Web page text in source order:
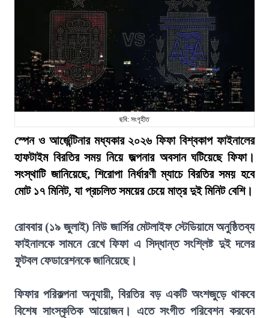
ছবি: সংগৃহীত
স্পেন ও আর্জেন্টিনার মধ্যকার ২০২৬ ফিফা বিশ্বকাপ ফাইনালের
হাফটাইম বিরতির সময় নিয়ে জল্পনার অবসান ঘটিয়েছে ফিফা।
সংস্থাটি জানিয়েছে, শিরোপা নির্ধারণী ম্যাচে বিরতির সময় হবে
মোট ১৭ মিনিট, যা প্রচলিত সময়ের চেয়ে মাত্র দুই মিনিট বেশি।
রোববার (১৯ জুলাই) নিউ জার্সির মেটলাইফ স্টেডিয়ামে অনুষ্ঠিতব্য
ফাইনালকে সামনে রেখে ফিফা এ সিদ্ধান্ত সংশ্লিষ্ট দুই দলের
ফুটবল ফেডারেশনকে জানিয়েছে।
ফিফার পরিকল্পনা অনুযায়ী, বিরতির বড় একটি অংশজুড়ে থাকবে
বিশেষ সাংস্কৃতিক আয়োজন। এতে সংগীত পরিবেশন করবেন